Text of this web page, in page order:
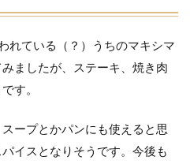
れている（？）うちのマキシマ
ましたが、ステーキ、焼き肉
す。
ープとかパンにも使えると思
イスとなりそうです。今後も